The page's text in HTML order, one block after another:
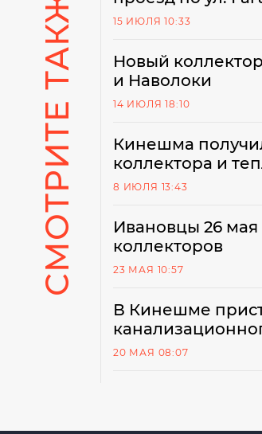
СМОТРИТЕ ТАКЖЕ 15 ИЮЛЯ 10:33
Новый
и Наволоки
14 ИЮЛЯ 18:10
Кинешма
коллектора и
8 ИЮЛЯ 13:43
Ивановцы 26 мая
коллекторов
23 МАЯ 10:57
В Кинешме
20 МАЯ 08:07